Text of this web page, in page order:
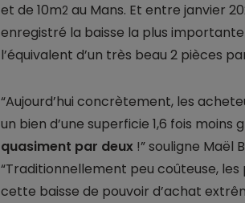
et de 10m2 au Mans. Et entre janvier
enregistré la baisse la plus
l’équivalent d’un très beau 2 pièces
“Aujourd’hui concrètement, les
un bien d’une superficie 1,6 fois moins
quasiment par deux !” souligne Maël
“Traditionnellement peu coûteuse,
cette baisse de pouvoir d’achat